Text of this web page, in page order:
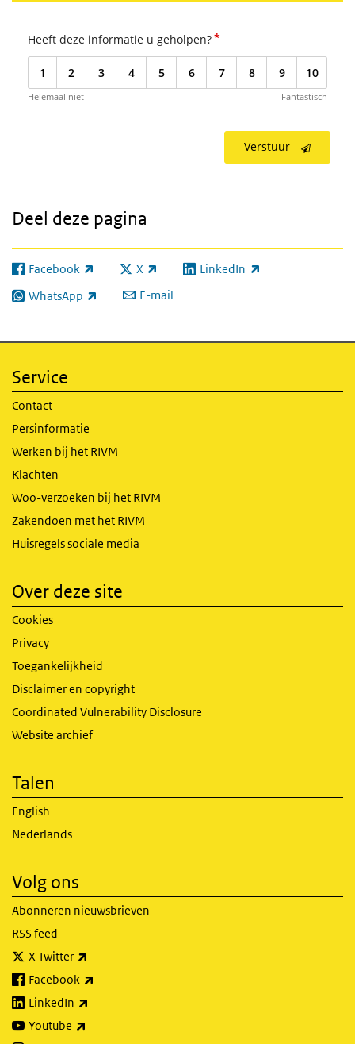
Heeft deze informatie u geholpen?*
1 2 3 4 5 6 7 8 9 10
Helemaal niet Fantastisch
Verstuur
Deel deze pagina
Facebook
(externe link) X
(externe link) LinkedIn
(externe link)
WhatsApp
(externe link) E-mail
Service
Contact
Persinformatie
Werken bij het RIVM
Klachten
Woo-verzoeken bij het RIVM
Zakendoen met het RIVM
Huisregels sociale media
Over deze site
Cookies
Privacy
Toegankelijkheid
Disclaimer en copyright
Coordinated Vulnerability Disclosure
Website archief
Talen
English
Nederlands
Volg ons
Abonneren nieuwsbrieven
RSS feed
X Twitter
Facebook
LinkedIn
Youtube